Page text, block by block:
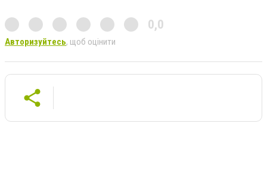
0,0
Авторизуйтесь, щоб оцінити